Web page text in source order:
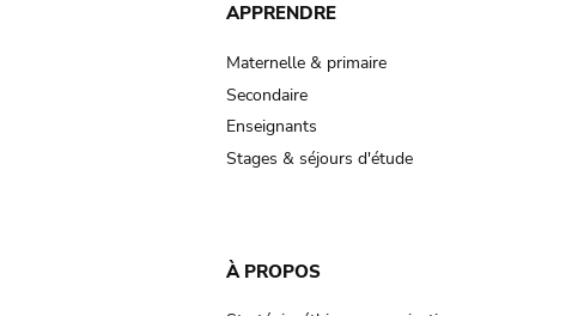
APPRENDRE
Maternelle & primaire
Secondaire
Enseignants
Stages & séjours d'étude
À PROPOS